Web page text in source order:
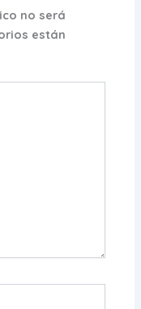
no será
están